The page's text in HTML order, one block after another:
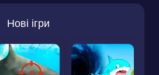
Нові ігри